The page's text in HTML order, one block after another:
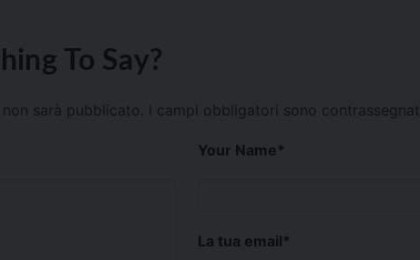
To Say?
sarà pubblicato. I campi obbligatori sono contrassegnati
Your Name*
La tua email*